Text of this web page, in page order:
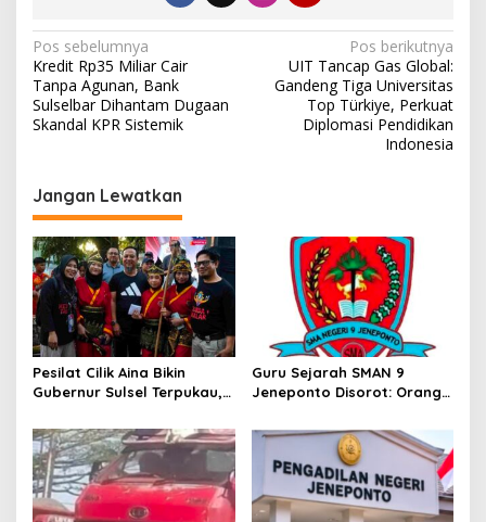
N
a
v
a
s
i
p
o
s
Pos sebelumnya
Kredit Rp35 Miliar Cair
Tanpa Agunan, Bank
Sulselbar Dihantam Dugaan
Skandal KPR Sistemik
Pos berikutnya
UIT Tancap Gas Global:
Gandeng Tiga Universitas
Top Türkiye, Perkuat
Diplomasi Pendidikan
Indonesia
Jangan Lewatkan
Pesilat Cilik Aina Bikin
Gubernur Sulsel Terpukau,
Menggelegar di Harmoni
Kemanusiaan
Guru Sejarah SMAN 9
Jeneponto Disorot: Orang
Mengajar, Sekolah